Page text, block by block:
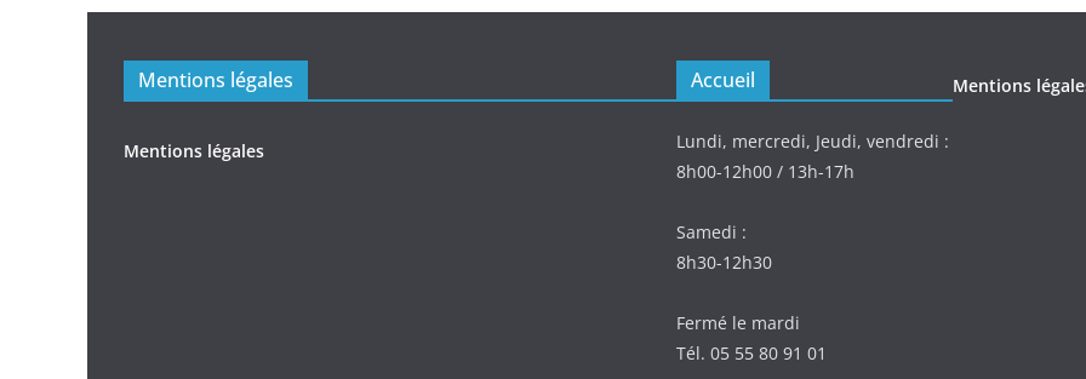
Mentions légales
Mentions légales
Accueil
Lundi, mercredi, Jeudi, vendredi :
8h00-12h00 / 13h-17h
Samedi :
8h30-12h30
Fermé le mardi
Tél. 05 55 80 91 01
Mentions